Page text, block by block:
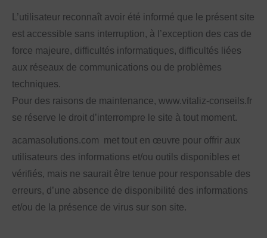
L’utilisateur reconnaît avoir été informé que le présent site
est accessible sans interruption, à l’exception des cas de
force majeure, difficultés informatiques, difficultés liées
aux réseaux de communications ou de problèmes
techniques.
Pour des raisons de maintenance, www.vitaliz-conseils.fr
se réserve le droit d’interrompre le site à tout moment.
acamasolutions.com met tout en œuvre pour offrir aux
utilisateurs des informations et/ou outils disponibles et
vérifiés, mais ne saurait être tenue pour responsable des
erreurs, d’une absence de disponibilité des informations
et/ou de la présence de virus sur son site.